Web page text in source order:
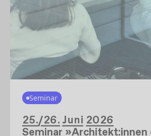
Seminar
25./26. Juni 2026
Seminar »Architekt:innen